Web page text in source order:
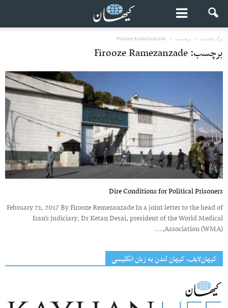
برگ نخست برچسب Firooze Ramezanzade
برچسب: Firooze Ramezanzade
Dire Conditions for Political Prisoners
February 21, 2017 By Firooze Remezanzade In a joint letter to the head of
Iran’s judiciary, Dr Ketan Desai, president of the World Medical
Association (WMA),...
کیهان‌لایف، کیهان لندن به زبان انگلیسی